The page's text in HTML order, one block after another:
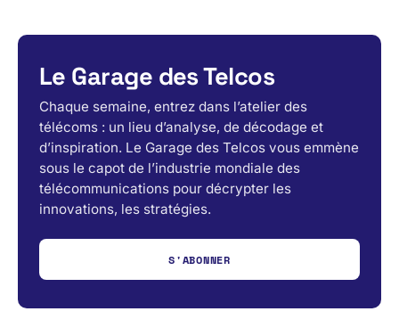
Le Garage des Telcos
Chaque semaine, entrez dans l’atelier des
télécoms : un lieu d’analyse, de décodage et
d’inspiration. Le Garage des Telcos vous emmène
sous le capot de l’industrie mondiale des
télécommunications pour décrypter les
innovations, les stratégies.
S'ABONNER